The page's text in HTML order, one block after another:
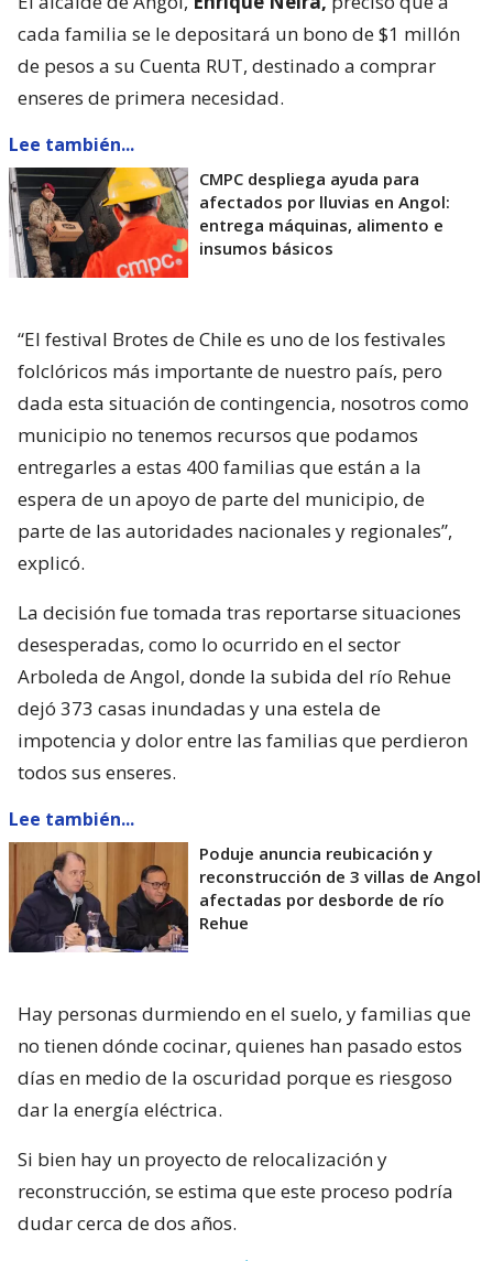
cada familia se le depositará un bono de $1 millón
de pesos a su Cuenta RUT, destinado a comprar
enseres de primera necesidad.
Lee también...
CMPC despliega ayuda para
afectados por lluvias en Angol:
entrega máquinas, alimento e
insumos básicos
“El festival Brotes de Chile es uno de los festivales
folclóricos más importante de nuestro país, pero
dada esta situación de contingencia, nosotros como
municipio no tenemos recursos que podamos
entregarles a estas 400 familias que están a la
espera de un apoyo de parte del municipio, de
parte de las autoridades nacionales y regionales”,
explicó.
La decisión fue tomada tras reportarse situaciones
desesperadas, como lo ocurrido en el sector
Arboleda de Angol, donde la subida del río Rehue
dejó 373 casas inundadas y una estela de
impotencia y dolor entre las familias que perdieron
todos sus enseres.
Lee también...
Poduje anuncia reubicación y
reconstrucción de 3 villas de Angol
afectadas por desborde de río
Rehue
Hay personas durmiendo en el suelo, y familias que
no tienen dónde cocinar, quienes han pasado estos
días en medio de la oscuridad porque es riesgoso
dar la energía eléctrica.
Si bien hay un proyecto de relocalización y
reconstrucción, se estima que este proceso podría
dudar cerca de dos años.